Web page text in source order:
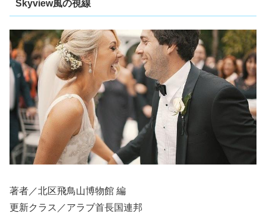
Skyview風の視線
著者／北区飛鳥山博物館 編
更新クラス／アラブ首長国連邦